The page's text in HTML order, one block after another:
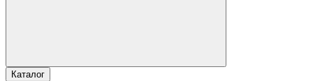
Каталог